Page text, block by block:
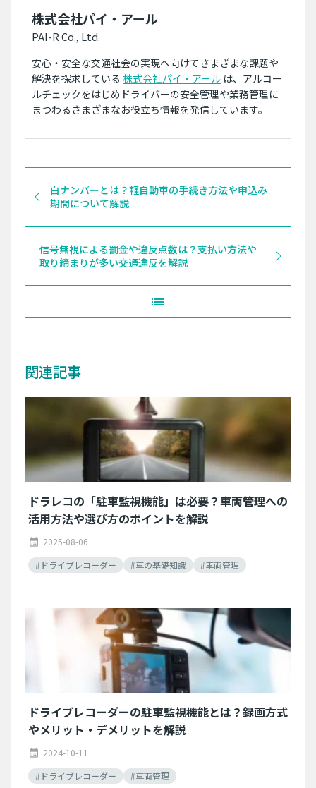
株式会社パイ・アール
PAI-R Co., Ltd.
安心・安全な交通社会の実現へ向けてさまざまな課題や
解決を探求している 株式会社パイ・アール は、アルコー
ルチェックをはじめドライバーの安全管理や業務管理に
まつわるさまざまなお役立ち情報を発信しています。
白ナンバーとは？軽自動車の手続き方法や申込み
期間について解説
list
信号無視による罰金や違反点数は？支払い方法や
取り締まりが多い交通違反を解説
関連記事
ドラレコの「駐車監視機能」は必要？車両管理への
活用方法や選び方のポイントを解説
calendar_month 2025-08-06
#ドライブレコーダー
#車の基礎知識 #車両管理
ドライブレコーダーの駐車監視機能とは？録画方式
やメリット・デメリットを解説
calendar_month 2024-10-11
#ドライブレコーダー
#車両管理